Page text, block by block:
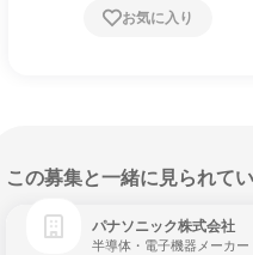
お気に入り
この募集と一緒に見られて
パナソニック株式会社
半導体・電子機器メーカー